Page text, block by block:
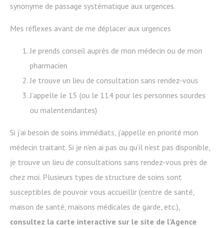
synonyme de passage systématique aux urgences.
Mes réflexes avant de me déplacer aux urgences
Je prends conseil auprès de mon médecin ou de mon
pharmacien
Je trouve un lieu de consultation sans rendez-vous
J’appelle le 15 (ou le 114 pour les personnes sourdes
ou malentendantes)
Si j’ai besoin de soins immédiats, j’appelle en priorité mon
médecin traitant. Si je n’en ai pas ou qu’il n’est pas disponible,
je trouve un lieu de consultations sans rendez-vous près de
chez moi. Plusieurs types de structure de soins sont
susceptibles de pouvoir vous accueillir (centre de santé,
maison de santé, maisons médicales de garde, etc.),
consultez la carte interactive sur le site de l’Agence